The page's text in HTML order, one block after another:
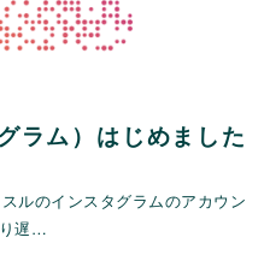
ラム）はじめました
のインスタグラムのアカウン
り遅…